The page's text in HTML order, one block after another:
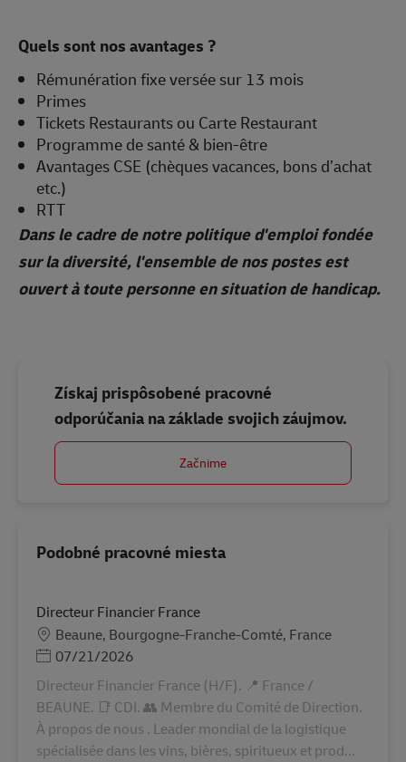
Quels sont nos avantages ?
Rémunération fixe versée sur 13 mois
Primes
Tickets Restaurants ou Carte Restaurant
Programme de santé & bien-être
Avantages CSE (chèques vacances, bons d’achat
etc.)
RTT
Dans le cadre de notre politique d'emploi fondée
sur la diversité, l'ensemble de nos postes est
ouvert à toute personne en situation de handicap.
Získaj prispôsobené pracovné
odporúčania na základe svojich záujmov.
Začnime
Podobné pracovné miesta
Directeur Financier France
MiestoBeaune, Bourgogne-Franche-Comté, France
Posted Date
07/21/2026
Directeur Financier France (H/F). 📍 France /
BEAUNE. 📑 CDI. 👥 Membre du Comité de Direction.
À propos de nous . Leader mondial de la logistique
spécialisée dans les vins, bières, spiritueux et prod...